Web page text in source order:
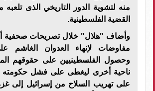
منه لتشوية الدور التاريخي الذى
القضية الفلسطينية.
وأضاف "هلال" خلال تصريحات صحفية
مفاوضات لإنهاء العدوان الغاشم
وحصول الفلسطينيين على حقوقهم
ناحية أخرى ليغطى على فشل
على تهريب السلاح من إسرائيل إلى